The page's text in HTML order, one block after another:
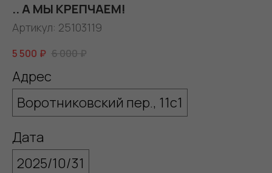
.. А МЫ КРЕПЧАЕМ!
Артикул: 25103119
5 500 ₽ 6 000₽
Адрес
Воротниковский пер., 11с1
Дата
2025/10/31